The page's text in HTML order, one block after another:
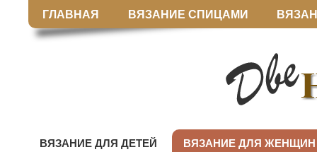
ГЛАВНАЯ ВЯЗАНИЕ СПИЦАМИ
ВЯЗАНИЕ ДЛЯ ДЕТЕЙ ВЯЗАНИЕ ДЛЯ ЖЕНЩИН